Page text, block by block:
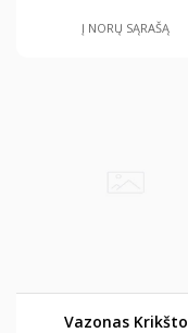
Į NORŲ SĄRAŠĄ
Vazonas Krikšto